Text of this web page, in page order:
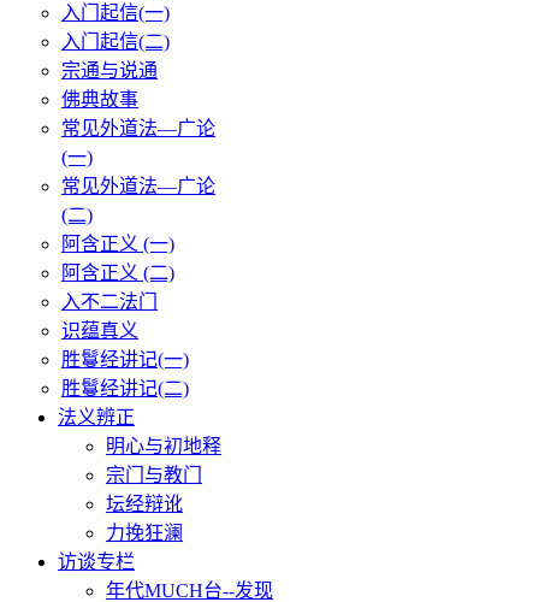
入门起信(一)
入门起信(二)
宗通与说通
佛典故事
常见外道法—广论
(一)
常见外道法—广论
(二)
阿含正义 (一)
阿含正义 (二)
入不二法门
识蕴真义
胜鬘经讲记(一)
胜鬘经讲记(二)
法义辨正
明心与初地释
宗门与教门
坛经辩讹
力挽狂澜
访谈专栏
年代MUCH台--发现